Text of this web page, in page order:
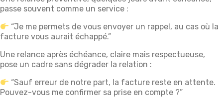
passe souvent comme un service :
“Je me permets de vous envoyer un rappel, au cas où la
facture vous aurait échappé.”
Une relance après échéance, claire mais respectueuse,
pose un cadre sans dégrader la relation :
“Sauf erreur de notre part, la facture reste en attente.
Pouvez-vous me confirmer sa prise en compte ?”